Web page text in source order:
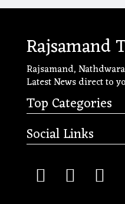
Rajsamand
Rajsamand,
Latest News direct to
Top Categories
Social Links